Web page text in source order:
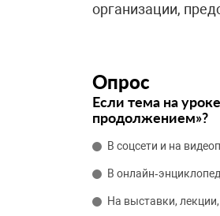
организации,
Опрос
Если тема на
продолжением»?
В соцсети и на
В
На выставки,